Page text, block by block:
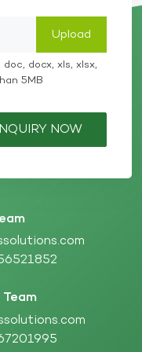
při
a cykly
kombinaci
nebo návlekem
Mnoho přileb
vyhovují
si vyměňte helmu
kvůli stárnoucí
docx, xls, xlsx,
5MB
NOW